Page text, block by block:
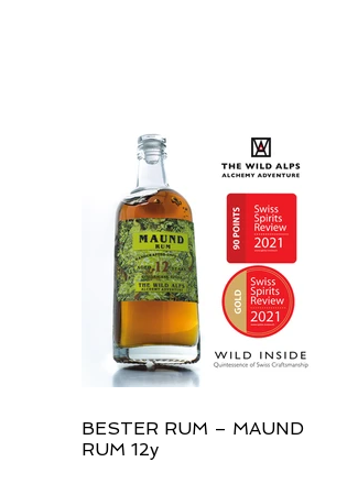
BESTER RUM – MAUND
RUM 12y